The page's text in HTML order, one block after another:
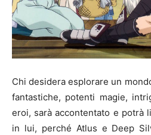
Chi desidera esplorare un
fantastiche, potenti magie,
eroi, sarà accontentato e potrà
in lui, perché Atlus e Deep